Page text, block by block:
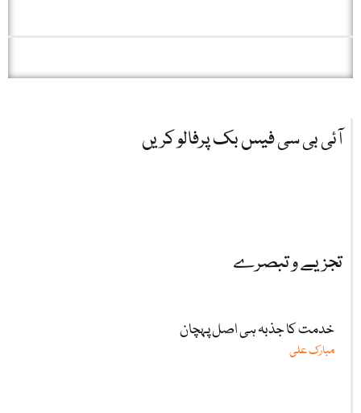
آئی بی سی فیس بک پرفالو کریں
تجزیے و تبصرے
خدمت کا جذبہ ہی اصل پہچان
مبارک علی